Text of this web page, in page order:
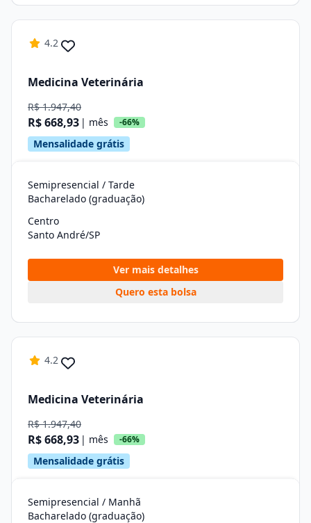
4.2
Medicina Veterinária
R$ 1.947,40
R$ 668,93 | mês -66%
Mensalidade grátis
Semipresencial / Tarde
Bacharelado (graduação)
Centro
Santo André/SP
Ver mais detalhes
Quero esta bolsa
4.2
Medicina Veterinária
R$ 1.947,40
R$ 668,93 | mês -66%
Mensalidade grátis
Semipresencial / Manhã
Bacharelado (graduação)